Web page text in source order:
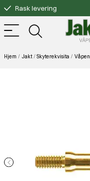
Rask levering
Gratis bytte
Fri frakt over 3000.-
Hjem Jakt Skyterekvisita